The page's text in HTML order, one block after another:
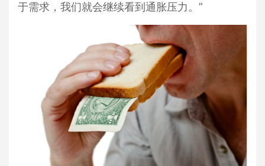
于需求，我们就会继续看到通胀压力。”